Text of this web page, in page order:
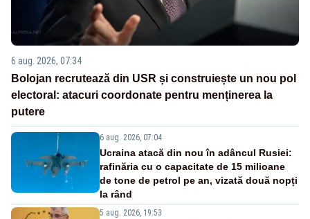
6 aug. 2026, 07:34
Bolojan recrutează din USR și construiește un nou pol
electoral: atacuri coordonate pentru menținerea la
putere
6 aug. 2026, 07:04
Ucraina atacă din nou în adâncul Rusiei:
rafinăria cu o capacitate de 15 milioane
de tone de petrol pe an, vizată două nopți
la rând
5 aug. 2026, 19:53